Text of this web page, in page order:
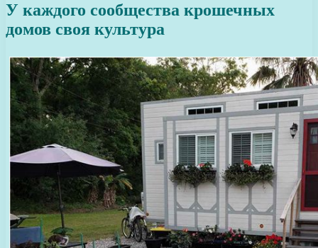
У каждого сообщества крошечных
домов своя культура